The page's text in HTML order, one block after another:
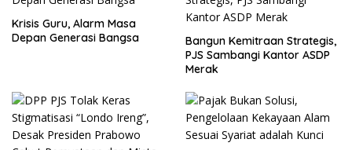
Krisis Guru, Alarm Masa
Depan Generasi Bangsa
Bangun Kemitraan Strategis,
PJS Sambangi Kantor ASDP
Merak